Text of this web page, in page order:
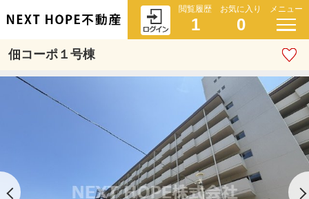
閲覧履歴
1
お気に入り
0
メニュー
佃コーポ１号棟